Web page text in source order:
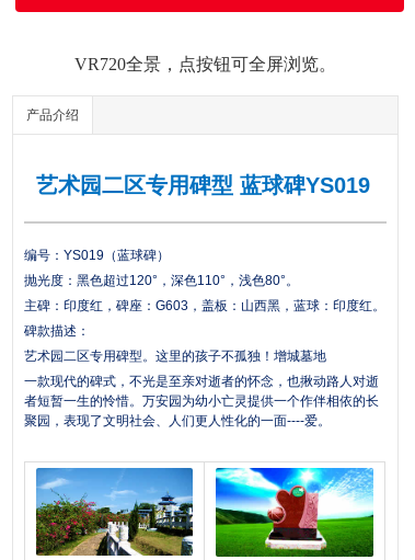
VR720全景，点按钮可全屏浏览。
产品介绍
艺术园二区专用碑型 蓝球碑YS019
编号：YS019（蓝球碑）
抛光度：黑色超过120°，深色110°，浅色80°。
主碑：印度红，碑座：G603，盖板：山西黑，蓝球：印度红。
碑款描述：
艺术园二区专用碑型。这里的孩子不孤独！增城墓地
一款现代的碑式，不光是至亲对逝者的怀念，也揪动路人对逝
者短暂一生的怜惜。万安园 为幼小亡灵提供一个作伴相依的长
聚园，表现了文明社会、人们更人性化的一面----爱。